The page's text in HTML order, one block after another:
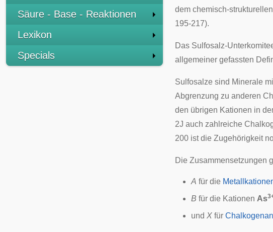
Säure - Base - Reaktionen
Lexikon
Specials
dem chemisch-
195-217).
Das Sulfosalz-
allgemeiner gefassten
Sulfosalze sind Minerale
Abgrenzung zu anderen
den übrigen Kationen in
2J auch zahlreiche
200 ist die Zugehörigkeit
Die Zusammensetzungen
A für die
B für die Kationen As
und X für